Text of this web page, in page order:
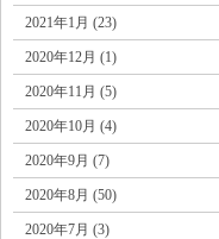
2021年1月 (23)
2020年12月 (1)
2020年11月 (5)
2020年10月 (4)
2020年9月 (7)
2020年8月 (50)
2020年7月 (3)